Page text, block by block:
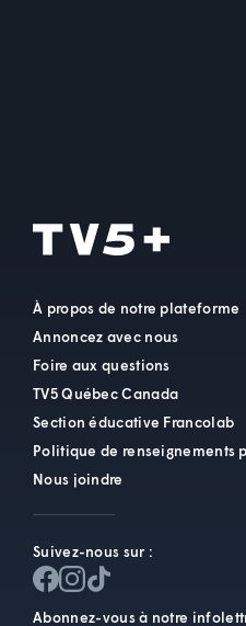
À propos de notre plateforme
Annoncez avec nous
Foire aux questions
TV5 Québec Canada
Section éducative Francolab
Politique de renseignements
Nous joindre
Suivez-nous sur :
Abonnez-vous à notre